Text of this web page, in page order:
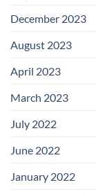
December 2023
August 2023
April 2023
March 2023
July 2022
June 2022
January 2022